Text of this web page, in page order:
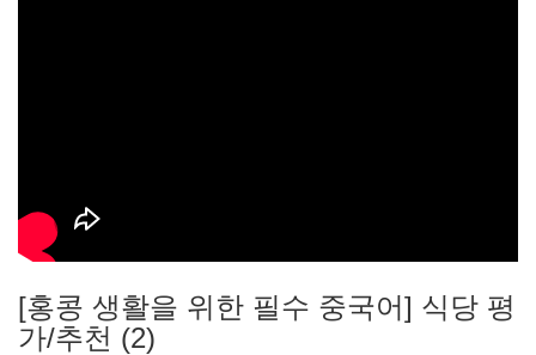
[홍콩 생활을 위한 필수 중국어] 식당 평
가/추천 (2)